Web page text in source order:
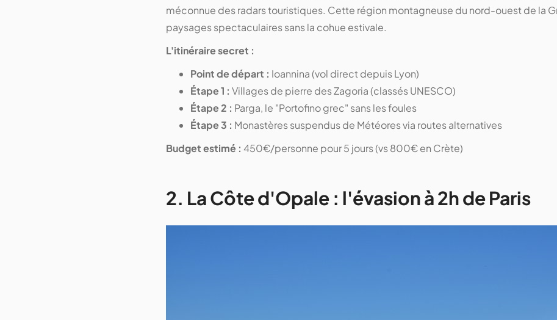
méconnue des radars touristiques. Cette région montagneuse du nord-ouest de la
paysages spectaculaires sans la cohue estivale.
L'itinéraire secret :
Point de départ : Ioannina (vol direct depuis Lyon)
Étape 1 : Villages de pierre des Zagoria (classés UNESCO)
Étape 2 : Parga, le "Portofino grec" sans les foules
Étape 3 : Monastères suspendus de Météores via routes alternatives
Budget estimé : 450€/personne pour 5 jours (vs 800€ en Crète)
2. La Côte d'Opale : l'évasion à 2h de Paris